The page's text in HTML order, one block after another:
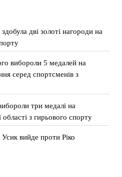
дві золоті нагороди на
вибороли 5 медалей на
серед спортсменів з
три медалі на
області з гирьового спорту
вийде проти Ріко